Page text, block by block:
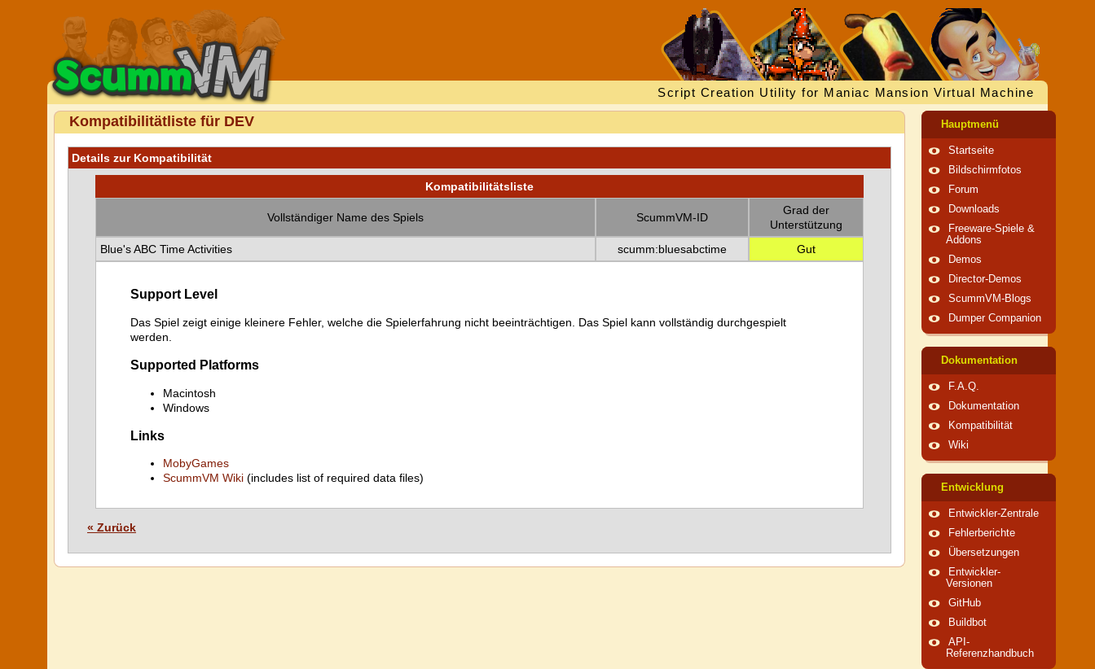
Script Creation Utility for Maniac Mansion Virtual Machine
Kompatibilitätliste für DEV
Details zur Kompatibilität
Kompatibilitätsliste
Vollständiger Name des Spiels ScummVM-ID
Grad der
Unterstützung
Blue's ABC Time Activities
scumm:bluesabctime Gut
Support Level
Das Spiel zeigt einige kleinere Fehler, welche die Spielerfahrung nicht beeinträchtigen. Das Spiel kann vollständig durchgespielt
werden.
Supported Platforms
Macintosh
Windows
Links
MobyGames
ScummVM Wiki (includes list of required data files)
« Zurück
Hauptmenü
Startseite
Bildschirmfotos
Forum
Downloads
Freeware-Spiele &
Addons
Demos
Director-Demos
ScummVM-Blogs
Dumper Companion
Dokumentation
F.A.Q.
Dokumentation
Kompatibilität
Wiki
Entwicklung
Entwickler-Zentrale
Fehlerberichte
Übersetzungen
Entwickler-
Versionen
GitHub
Buildbot
API-
Referenzhandbuch